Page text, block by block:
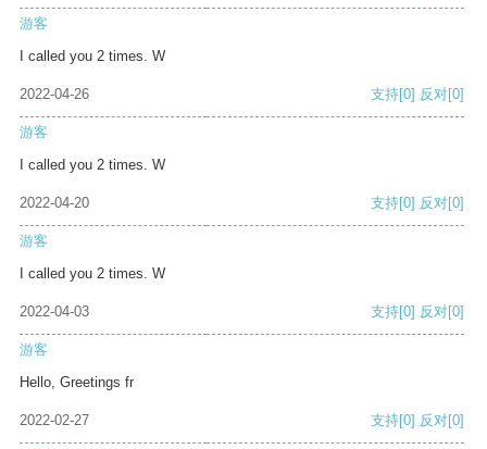
游客
I called you 2 times. W
2022-04-26 支持[0] 反对[0]
游客
I called you 2 times. W
2022-04-20 支持[0] 反对[0]
游客
I called you 2 times. W
2022-04-03 支持[0] 反对[0]
游客
Hello, Greetings fr
2022-02-27 支持[0] 反对[0]